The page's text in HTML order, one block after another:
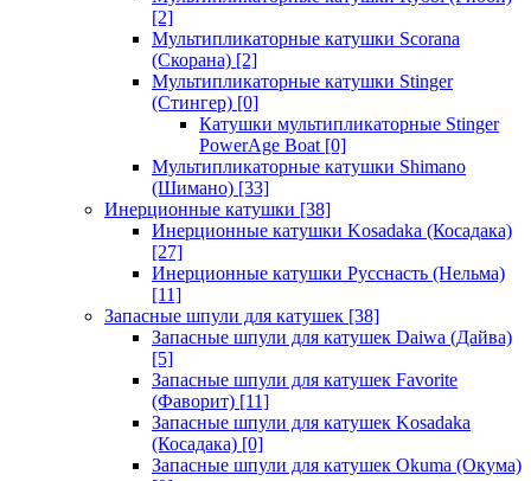
[2]
Мультипликаторные катушки Scorana
(Скорана) [2]
Мультипликаторные катушки Stinger
(Стингер) [0]
Катушки мультипликаторные Stinger
PowerAge Boat [0]
Мультипликаторные катушки Shimano
(Шимано) [33]
Инерционные катушки [38]
Инерционные катушки Kosadaka (Косадака)
[27]
Инерционные катушки Русснасть (Нельма)
[11]
Запасные шпули для катушек [38]
Запасные шпули для катушек Daiwa (Дайва)
[5]
Запасные шпули для катушек Favorite
(Фаворит) [11]
Запасные шпули для катушек Kosadaka
(Косадака) [0]
Запасные шпули для катушек Okuma (Окума)